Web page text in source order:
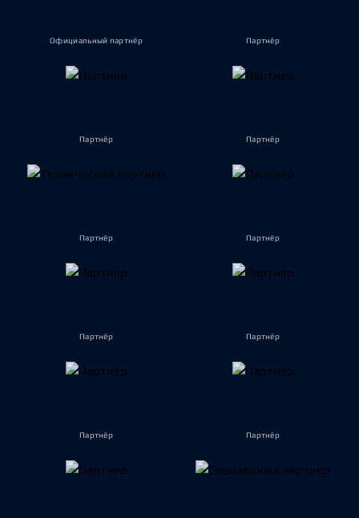
Официальный партнёр Партнёр
Партнёр Партнёр
Партнёр Партнёр
Партнёр Партнёр
Партнёр Партнёр